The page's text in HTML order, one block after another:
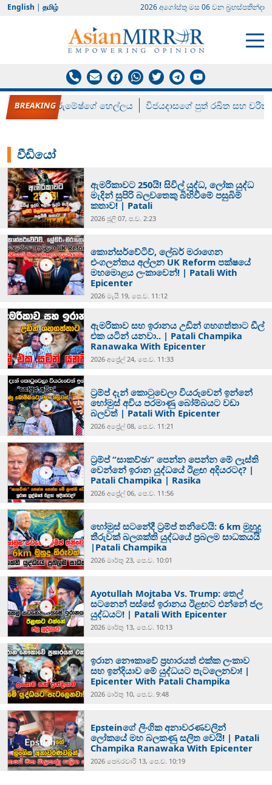
English | தமிழ் 2026 අගෝස්‍තු මස 06 වන බ්‍රහස්පතින්දා
රන් ගෙනා රුමේෂ්ගේ හෙල්ලය විජයදාසගේ පුත් රඛිත සහ චරිත්
වීඩියෝ
ඇමරිකාවට 250යි! සිවිල් යුද්ධ, ලෝක යුද්ධ
මැදින් සුපිරි බලවතෙකු බිහිවීමේ පසුබිම්
කතාව! | Patali
2026 ජූලි 07, ප.ව. 2:23
කොන්සර්වේටිව්, ලේබර් මරාගෙන
එංගලන්තය අල්ලන UK Reform පක්ෂයේ
මහමොළය ලංකාවෙන්! | Patali With
Epicenter
2026 මැයි 19, පෙ.ව. 11:12
ඇමරිකාව සහ ඉරානය උඩින් ගහගත්තාට ඩීල්
එක යටින් යනවා.. | Patali Champika
Ranawaka With Epicenter
2026 අප්‍රේල් 24, පෙ.ව. 11:33
ට්‍රම්ප් දැන් කොටුවෙලා වියරුවෙන් ඉන්නේ
හෝමුස් අවිය පරමාණු බෝම්බයට වඩා
බලවත් | Patali With Epicenter
2026 අප්‍රේල් 08, පෙ.ව. 11:21
ට්‍රම්ප් “සාකව්ඡා” පෙන්න පෙන්න මේ ලෑස්ති
වෙන්නේ ඉරාන යුද්ධයේ ඊළඟ අදියරටද? |
Patali Champika | Rasika
2026 අප්‍රේල් 06, පෙ.ව. 11:56
හෝමුස් සටනේදී ට්‍රම්ප් තනිවෙයි: 6 km මුහුදු
තීරුවක් බලශක්ති යුද්ධයේ ප්‍රබලම සාධකයයි
|Patali Champika
2026 මාර්තු 23, පෙ.ව. 10:01
Ayotullah Mojtaba Vs. Trump: තෙල්
සටනෙන් පස්සේ ඉරානය ඊළඟට එන්නේ ජල
යුද්ධයට! | Patali With Epicenter
2026 මාර්තු 13, පෙ.ව. 10:13
ඉරාන නෞකාවේ ප්‍රහාරයත් එක්ක ලංකාව
සහ ඉන්දියාව මේ යුද්ධයට පැටලෙනවා! |
Epicenter With Patali Champika
2026 මාර්තු 10, පෙ.ව. 9:48
Epsteinගේ ලිංගික අනාවරණවලින්
ලෝකයේ මහ බලකණු සලිත වෙයි! | Patali
Champika Ranawaka With Epicenter
2026 පෙබරවාරි 13, පෙ.ව. 10:19